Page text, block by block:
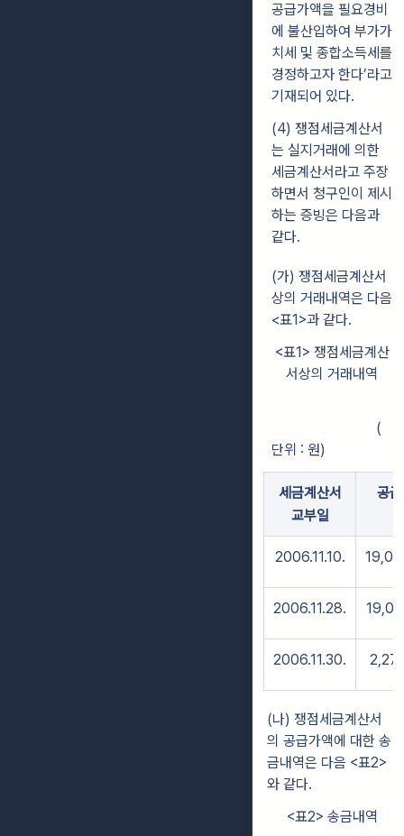
공급가액을 필요경비
에 불산입하여 부가가
치세 및 종합소득세를
경정하고자 한다’라고
기재되어 있다.
(4) 쟁점세금계산서
는 실지거래에 의한
세금계산서라고 주장
하면서 청구인이 제시
하는 증빙은 다음과
같다.
(가) 쟁점세금계산서
상의 거래내역은 다음
<표1>과 같다.
<표1> 쟁점세금계산
서상의 거래내역
(
단위 : 원)
세금계산서
교부일
공
2006.11.10.
2006.11.28.
2006.11.30.
(나) 쟁점세금계산서
의 공급가액에 대한 송
금내역은 다음 <표2>
와 같다.
<표2> 송금내역